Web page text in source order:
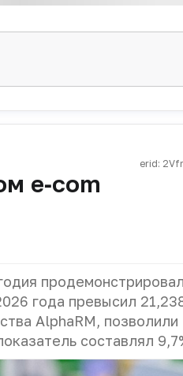
erid:
e‑com
года превысил
AlphaRM, позволили
составлял